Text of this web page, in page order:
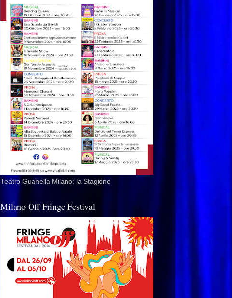
Teatro Guanella Milano: la Stagione
Milano Off Fringe Festival